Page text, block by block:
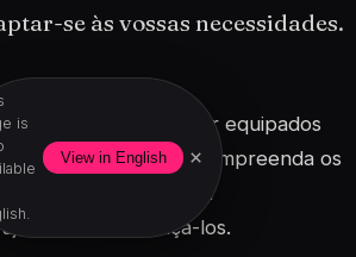
is
View in English ×
se às vossas necessidades.
estarão melhor equipados
que não só compreenda os
que também esteja
vos a alcançá-los.